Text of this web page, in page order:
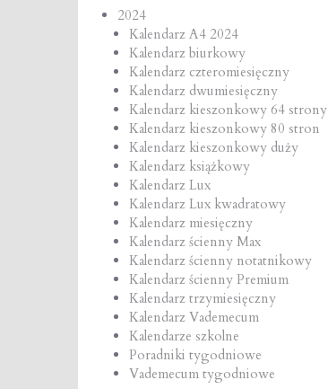
2024
Kalendarz A4 2024
Kalendarz biurkowy
Kalendarz czteromiesięczny
Kalendarz dwumiesięczny
Kalendarz kieszonkowy 64 strony
Kalendarz kieszonkowy 80 stron
Kalendarz kieszonkowy duży
Kalendarz książkowy
Kalendarz Lux
Kalendarz Lux kwadratowy
Kalendarz miesięczny
Kalendarz ścienny Max
Kalendarz ścienny notatnikowy
Kalendarz ścienny Premium
Kalendarz trzymiesięczny
Kalendarz Vademecum
Kalendarze szkolne
Poradniki tygodniowe
Vademecum tygodniowe